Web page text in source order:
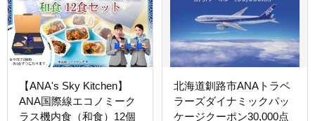
【ANA's Sky Kitchen】
ANA国際線エコノミーク
ラス機内食（和食）12個
北海道釧路市ANAトラベ
ラーズダイナミックパッ
ケージクーポン30,000点